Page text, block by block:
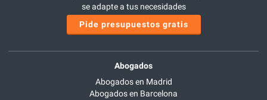
se adapte a tus necesidades
Pide presupuestos gratis
Abogados
Abogados en Madrid
Abogados en Barcelona